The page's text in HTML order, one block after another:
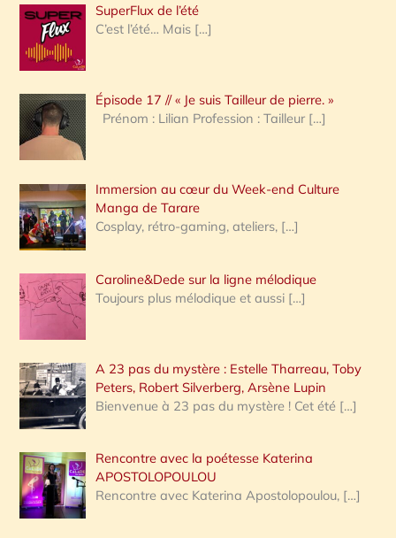
e
r
c
h
e
:
SuperFlux de l’été
C’est l’été… Mais […]
Épisode 17 // « Je suis Tailleur de pierre. »
Prénom : Lilian Profession : Tailleur […]
Immersion au cœur du Week-end Culture
Manga de Tarare
Cosplay, rétro-gaming, ateliers, […]
Caroline&Dede sur la ligne mélodique
Toujours plus mélodique et aussi […]
A 23 pas du mystère : Estelle Tharreau, Toby
Peters, Robert Silverberg, Arsène Lupin
Bienvenue à 23 pas du mystère ! Cet été […]
Rencontre avec la poétesse Katerina
APOSTOLOPOULOU
Rencontre avec Katerina Apostolopoulou, […]